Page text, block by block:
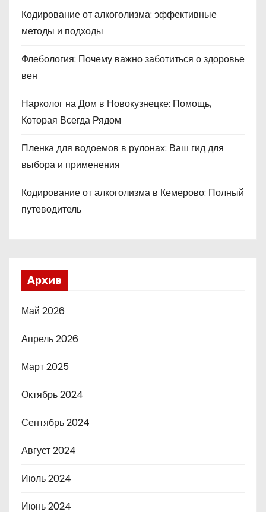
Кодирование от алкоголизма: эффективные
методы и подходы
Флебология: Почему важно заботиться о здоровье
вен
Нарколог на Дом в Новокузнецке: Помощь,
Которая Всегда Рядом
Пленка для водоемов в рулонах: Ваш гид для
выбора и применения
Кодирование от алкоголизма в Кемерово: Полный
путеводитель
Архив
Май 2026
Апрель 2026
Март 2025
Октябрь 2024
Сентябрь 2024
Август 2024
Июль 2024
Июнь 2024